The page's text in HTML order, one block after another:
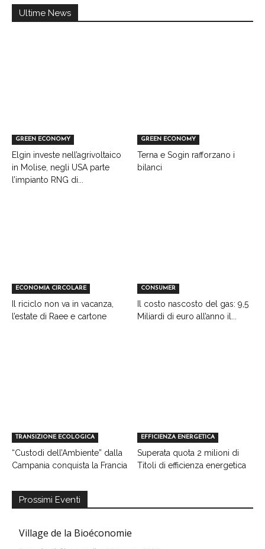
Ultime News
GREEN ECONOMY
Elgin investe nell’agrivoltaico
in Molise, negli USA parte
l’impianto RNG di...
GREEN ECONOMY
Terna e Sogin rafforzano i
bilanci
ECONOMIA CIRCOLARE
Il riciclo non va in vacanza,
l’estate di Raee e cartone
CONSUMER
Il costo nascosto del gas: 9,5
Miliardi di euro all’anno il...
TRANSIZIONE ECOLOGICA
“Custodi dell’Ambiente” dalla
Campania conquista la Francia
EFFICIENZA ENERGETICA
Superata quota 2 milioni di
Titoli di efficienza energetica
Prossimi Eventi
Village de la Bioéconomie